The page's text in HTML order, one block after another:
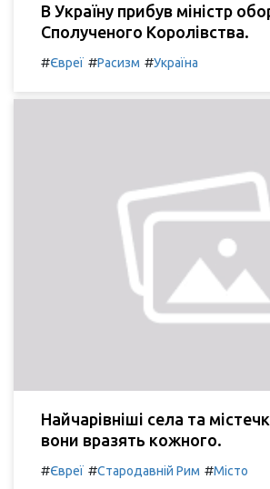
В Україну прибув міністр
Сполученого Королівства.
#Євреї #Расизм #Україна
Найчарівніші села та
вони вразять кожного.
#Євреї #Стародавній Рим #Місто